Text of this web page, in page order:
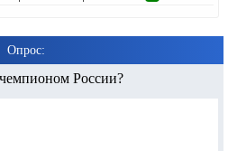
Опрос:
России?